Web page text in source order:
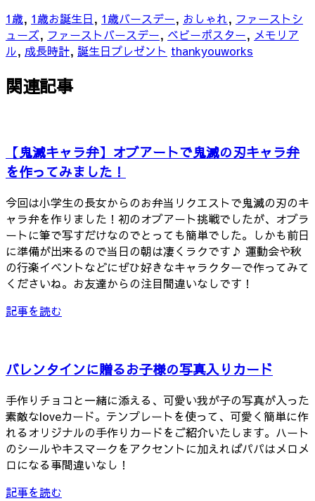
1歳, 1歳お誕生日, 1歳バースデー, おしゃれ, ファーストシ
ューズ, ファーストバースデー, ベビーポスター, メモリア
ル, 成長時計, 誕生日プレゼント thankyouworks
関連記事
【鬼滅キャラ弁】オブアートで鬼滅の刃キャラ弁
を作ってみました！
今回は小学生の長女からのお弁当リクエストで鬼滅の刃のキ
ャラ弁を作りました！初のオブアート挑戦でしたが、オブラ
ートに筆で写すだけなのでとっても簡単でした。しかも前日
に準備が出来るので当日の朝は凄くラクです♪ 運動会や秋
の行楽イベントなどにぜひ好きなキャラクターで作ってみて
くださいね。お友達からの注目間違いなしです！
記事を読む
バレンタインに贈るお子様の写真入りカード
手作りチョコと一緒に添える、可愛い我が子の写真が入った
素敵なloveカード。テンプレートを使って、可愛く簡単に作
れるオリジナルの手作りカードをご紹介いたします。ハート
のシールやキスマークをアクセントに加えればパパはメロメ
ロになる事間違いなし！
記事を読む